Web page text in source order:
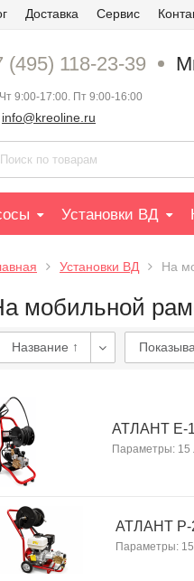
Доставка Сервис
(495) 118-23-39
9:00-17:00. Пт 9:00-16:00
info@kreoline.ru
Установки ВД
Установки ВД На
мобильной
Название ↑
АТЛАНТ Е-
Параметры: 15
АТЛАНТ P-
Параметры: